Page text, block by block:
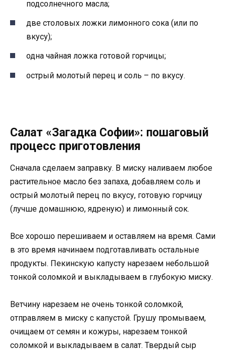
подсолнечного масла;
две столовых ложки лимонного сока (или по
вкусу);
одна чайная ложка готовой горчицы;
острый молотый перец и соль – по вкусу.
Салат «Загадка Софии»: пошаговый
процесс приготовления
Сначала сделаем заправку. В миску наливаем любое
растительное масло без запаха, добавляем соль и
острый молотый перец по вкусу, готовую горчицу
(лучше домашнюю, ядреную) и лимонный сок.
Все хорошо перешиваем и оставляем на время. Сами
в это время начинаем подготавливать остальные
продукты. Пекинскую капусту нарезаем небольшой
тонкой соломкой и выкладываем в глубокую миску.
Ветчину нарезаем не очень тонкой соломкой,
отправляем в миску с капустой. Грушу промываем,
очищаем от семян и кожуры, нарезаем тонкой
соломкой и выкладываем в салат. Твердый сыр